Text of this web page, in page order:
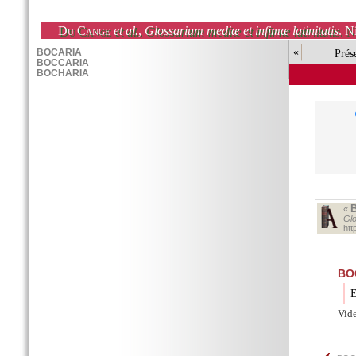
Du Cange et al., Glossarium mediæ et infimæ latinitatis.
«
«